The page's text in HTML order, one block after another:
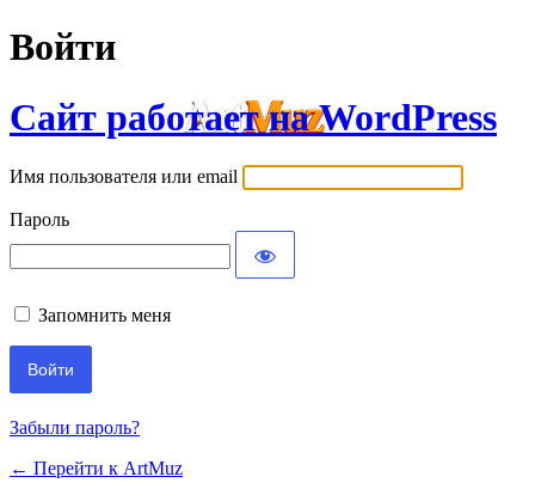
Войти
Сайт работает на WordPress
Имя пользователя или email
Пароль
Запомнить меня
Забыли пароль?
← Перейти к ArtMuz